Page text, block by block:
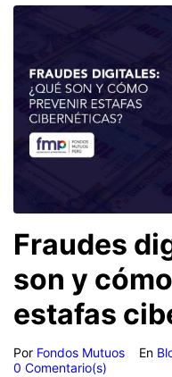
Fraudes
son y
estafas
Por Fondos Mutuos En
0 Comentario(s)